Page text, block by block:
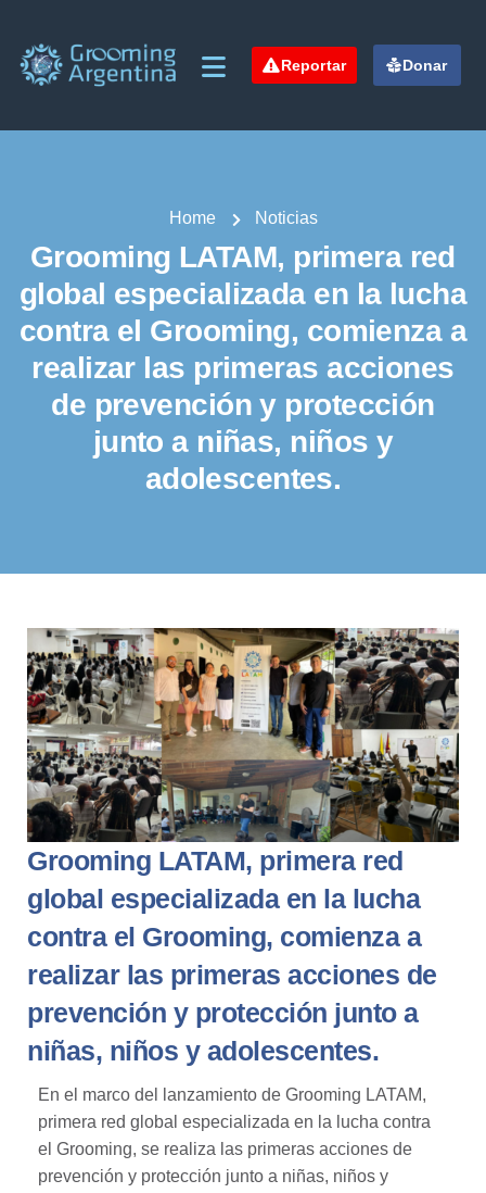
Reportar Donar
Home Noticias
Grooming LATAM, primera red
global especializada en la lucha
contra el Grooming, comienza a
realizar las primeras acciones
de prevención y protección
junto a niñas, niños y
adolescentes.
Grooming LATAM, primera red
global especializada en la lucha
contra el Grooming, comienza a
realizar las primeras acciones de
prevención y protección junto a
niñas, niños y adolescentes.
En el marco del lanzamiento de Grooming LATAM,
primera red global especializada en la lucha contra
el Grooming, se realiza las primeras acciones de
prevención y protección junto a niñas, niños y